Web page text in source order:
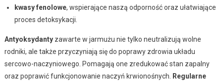
kwasy fenolowe, wspierające naszą odporność oraz ułatwiające
proces detoksykacji.
Antyoksydantyzawarte w jarmużu nie tylko neutralizują wolne
rodniki, ale także przyczyniają się do poprawy zdrowia układu
sercowo-naczyniowego. Pomagają one zredukować stan zapalny
oraz poprawić funkcjonowanie naczyń krwionośnych.
Regularne